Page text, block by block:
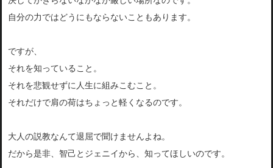
自分の力ではどうにもならないこともあります。
ですが、
それを知っていること。
それを悲観せずに人生に組みこむこと。
それだけで肩の荷はちょっと軽くなるのです。
大人の説教なんて退屈で聞けませんよね。
だから是非、智己とジェニイから、知ってほしいのです。